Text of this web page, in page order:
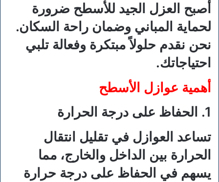
أصبح العزل الجيد للأسطح ضرورة
لحماية المباني وضمان راحة السكان.
نحن نقدم حلولاً مبتكرة وفعالة تلبي
احتياجاتك.
أهمية عوازل الأسطح
1. الحفاظ على درجة الحرارة
تساعد العوازل في تقليل انتقال
الحرارة بين الداخل والخارج، مما
يسهم في الحفاظ على درجة حرارة